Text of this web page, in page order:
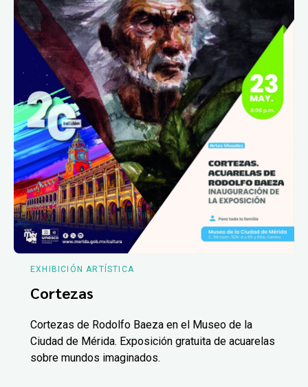
EXHIBICIÓN ARTÍSTICA
Cortezas
Cortezas de Rodolfo Baeza en el Museo de la
Ciudad de Mérida. Exposición gratuita de acuarelas
sobre mundos imaginados.